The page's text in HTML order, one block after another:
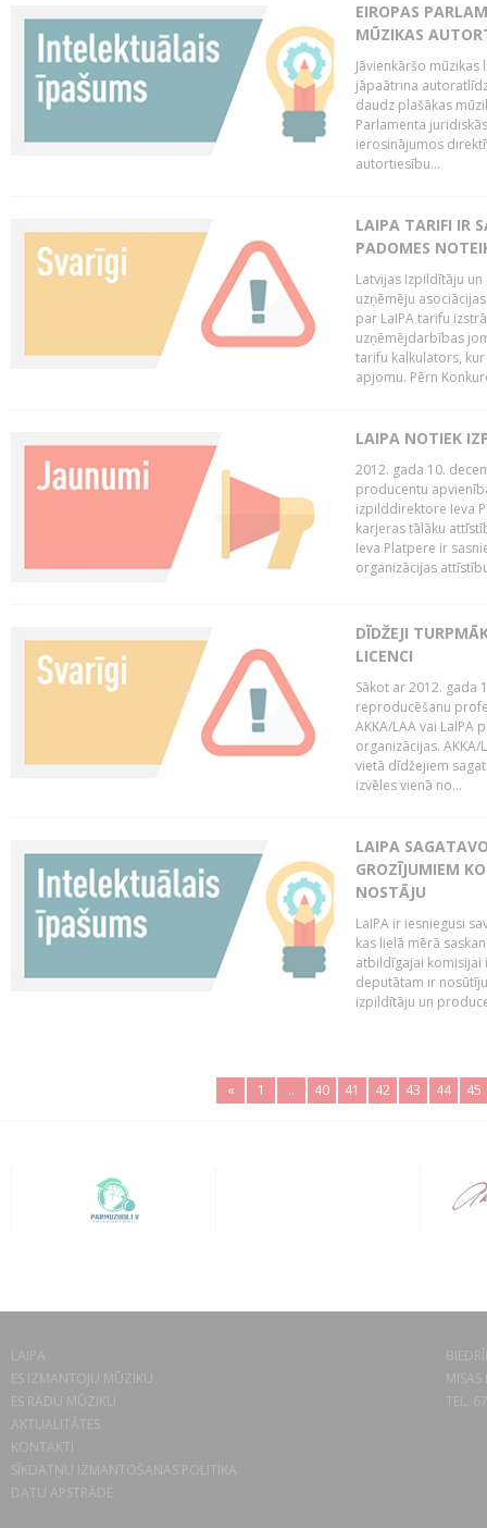
EIROPAS
MŪZIKAS
Jāvienkāršo
jāpaātrina
daudz plašākas
Parlamenta
ierosinājumos
autortiesību...
LAIPA TARIFI IR
PADOMES
Latvijas Izpildītāju
uzņēmēju
par LaIPA tarifu
uzņēmējdarbības
tarifu kalkulators,
apjomu. Pērn
LAIPA NOTIEK
2012. gada 10.
producentu
izpilddirektore Ieva
karjeras tālāku
Ieva Platpere ir
organizācijas
DĪDŽEJI
LICENCI
Sākot ar 2012. gada
reproducēšanu
AKKA/LAA vai LaIPA
organizācijas.
vietā dīdžejiem
izvēles vienā no...
LAIPA
GROZĪJUMIEM
NOSTĀJU
LaIPA ir iesniegusi
kas lielā mērā
atbildīgajai komisijai
deputātam ir
izpildītāju un
« 1 .. 40 41 42 43 44 45
LAIPA
ES IZMANTOJU MŪZIKU
ES RADU MŪZIKU
AKTUALITĀTES
KONTAKTI
SĪKDATŅU IZMANTOŠANAS POLITIKA
DATU APSTRĀDE
TEL.